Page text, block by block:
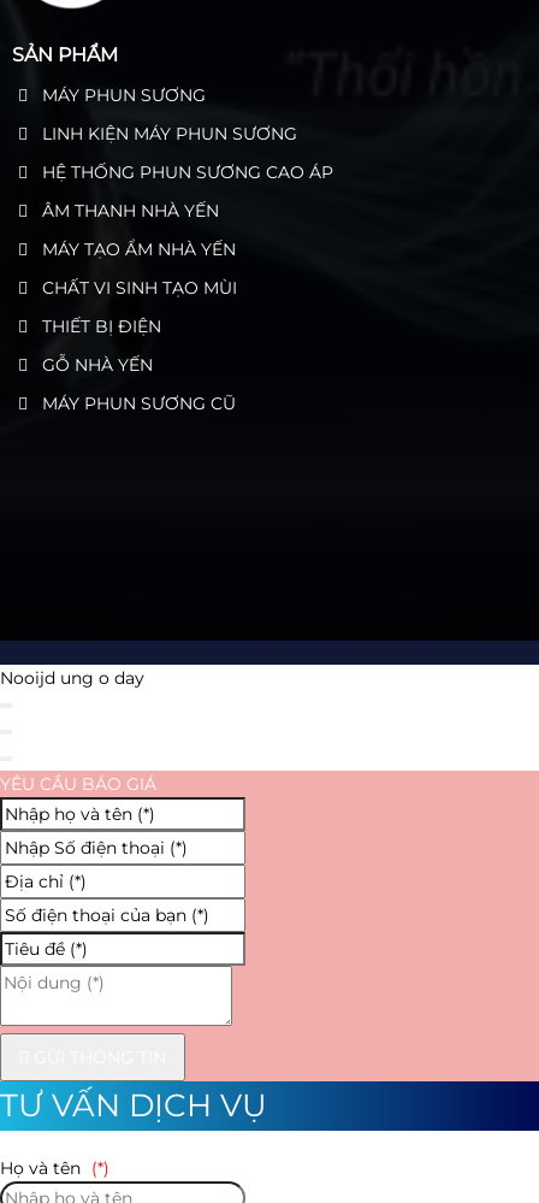
SẢN PHẨM
MÁY PHUN SƯƠNG
LINH KIỆN MÁY PHUN SƯƠNG
HỆ THỐNG PHUN SƯƠNG CAO ÁP
ÂM THANH NHÀ YẾN
MÁY TẠO ẨM NHÀ YẾN
CHẤT VI SINH TẠO MÙI
THIẾT BỊ ĐIỆN
GỖ NHÀ YẾN
MÁY PHUN SƯƠNG CŨ
Nooijd ung o day
YÊU CẦU BÁO GIÁ
TƯ VẤN DỊCH VỤ
Họ và tên (*)